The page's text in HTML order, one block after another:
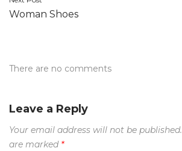
Woman Shoes
There are no comments
Leave a Reply
Your email address will not be published.
are marked *